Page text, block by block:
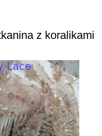
z koralikami